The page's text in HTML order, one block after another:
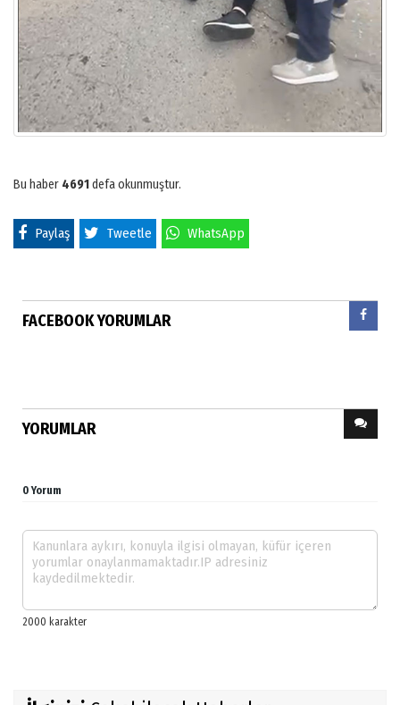
Bu haber 4691defa okunmuştur.
Paylaş Tweetle WhatsApp
FACEBOOK YORUMLAR
YORUMLAR
0 Yorum